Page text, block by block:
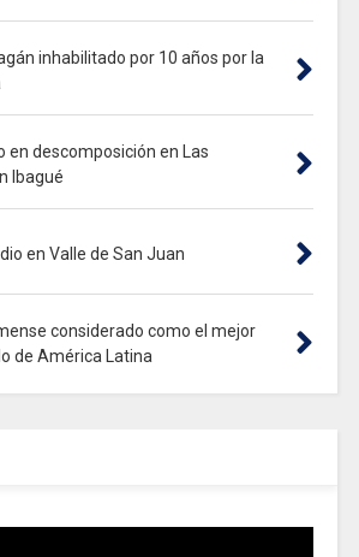
inhabilitado por 10 años por la
en descomposición en Las
Ibagué
en Valle de San Juan
considerado como el mejor
de América Latina